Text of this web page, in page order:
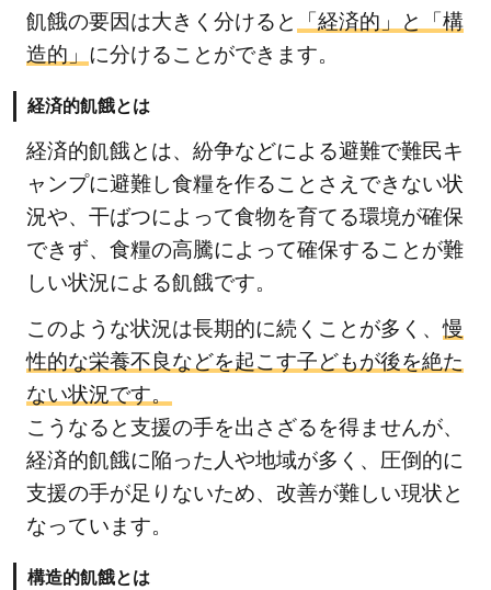
糧
問
を
ら
す
た
め
に
き
る
こ
と
2.1
食糧
廃
ロス
飢餓の要因は大きく分けると
「経済的」と「構
造的」 に分けることができます。
経済的飢餓とは
経済的飢餓とは、紛争などによる避難で難民キ
ャンプに避難し食糧を作ることさえできない状
況や、干ばつによって食物を育てる環境が確保
できず、食糧の高騰によって確保することが難
しい状況による飢餓です。
このような状況は長期的に続くことが多く、慢
性的な栄養不良などを起こす子どもが後を絶た
ない状況です。
こうなると支援の手を出さざるを得ませんが、
経済的飢餓に陥った人や地域が多く、圧倒的に
支援の手が足りないため、改善が難しい現状と
なっています。
構造的飢餓とは